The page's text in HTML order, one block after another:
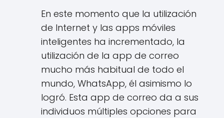
En este momento que la utilización
de Internet y las apps móviles
inteligentes ha incrementado, la
utilización de la app de correo
mucho más habitual de todo el
mundo, WhatsApp, él asimismo lo
logró. Esta app de correo da a sus
individuos múltiples opciones para